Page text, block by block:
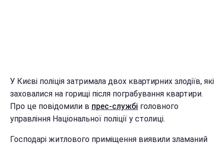
У Києві поліція затримала двох квартирних злодіїв, які
заховалися на горищі після пограбування квартири.
Про це повідомили в прес-службі головного
управління Національної поліції у столиці.
Господарі житлового приміщення виявили зламаний